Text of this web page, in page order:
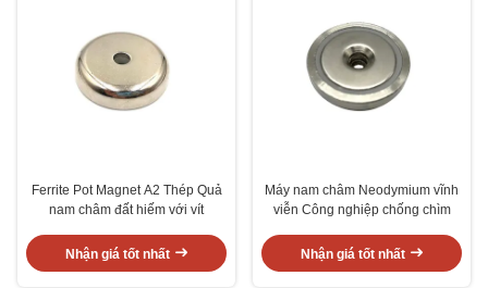
Ferrite Pot Magnet A2 Thép Quả
nam châm đất hiếm với vít
Nhận giá tốt nhất
Máy nam châm Neodymium vĩnh
viễn Công nghiệp chống chìm
Nhận giá tốt nhất